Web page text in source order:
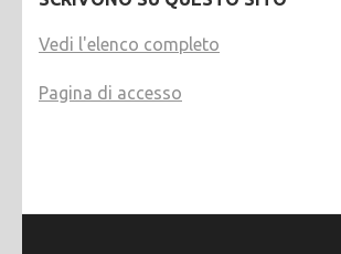
Vedi l'elenco completo
Pagina di accesso